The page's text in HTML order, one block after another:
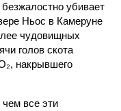
убивает
Ньос в Камеруне
чудовищных
голов скота
накрывшего
все эти